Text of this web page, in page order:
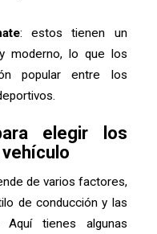
: estos tienen un
moderno, lo que los
popular entre los
elegir los
de varios factores,
de conducción y las
tienes algunas